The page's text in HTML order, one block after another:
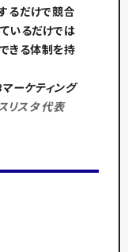
るだけで競合
いるだけでは
きる体制を持
マーケティング
リスタ 代表